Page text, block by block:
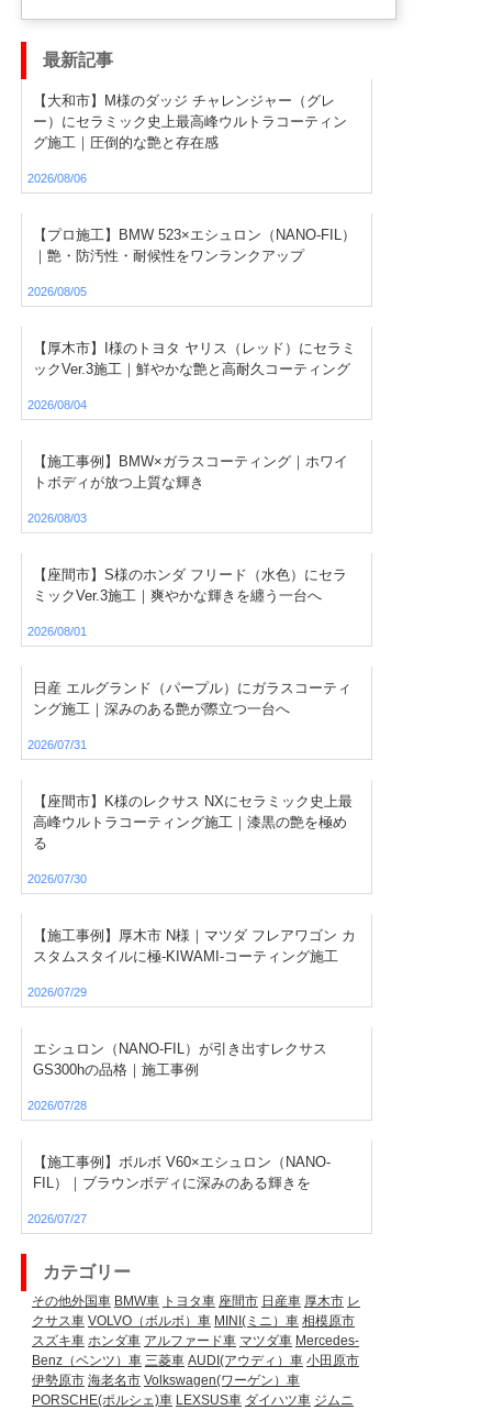
最新記事
【大和市】M様のダッジ チャレンジャー（グレ
ー）にセラミック史上最高峰ウルトラコーティン
グ施工｜圧倒的な艶と存在感
2026/08/06
【プロ施工】BMW 523×エシュロン（NANO-FIL）
｜艶・防汚性・耐候性をワンランクアップ
2026/08/05
【厚木市】I様のトヨタ ヤリス（レッド）にセラミ
ックVer.3施工｜鮮やかな艶と高耐久コーティング
2026/08/04
【施工事例】BMW×ガラスコーティング｜ホワイ
トボディが放つ上質な輝き
2026/08/03
【座間市】S様のホンダ フリード（水色）にセラ
ミックVer.3施工｜爽やかな輝きを纏う一台へ
2026/08/01
日産 エルグランド（パープル）にガラスコーティ
ング施工｜深みのある艶が際立つ一台へ
2026/07/31
【座間市】K様のレクサス NXにセラミック史上最
高峰ウルトラコーティング施工｜漆黒の艶を極め
る
2026/07/30
【施工事例】厚木市 N様｜マツダ フレアワゴン カ
スタムスタイルに極-KIWAMI-コーティング施工
2026/07/29
エシュロン（NANO-FIL）が引き出すレクサス
GS300hの品格｜施工事例
2026/07/28
【施工事例】ボルボ V60×エシュロン（NANO-
FIL）｜ブラウンボディに深みのある輝きを
2026/07/27
カテゴリー
その他外国車 BMW車 トヨタ車 座間市 日産車 厚木市 レ
クサス車 VOLVO（ボルボ）車 MINI(ミニ）車 相模原市
スズキ車 ホンダ車 アルファード車 マツダ車 Mercedes-
Benz（ベンツ）車 三菱車 AUDI(アウディ）車 小田原市
伊勢原市 海老名市 Volkswagen(ワーゲン）車
PORSCHE(ポルシェ)車 LEXSUS車 ダイハツ車 ジムニ